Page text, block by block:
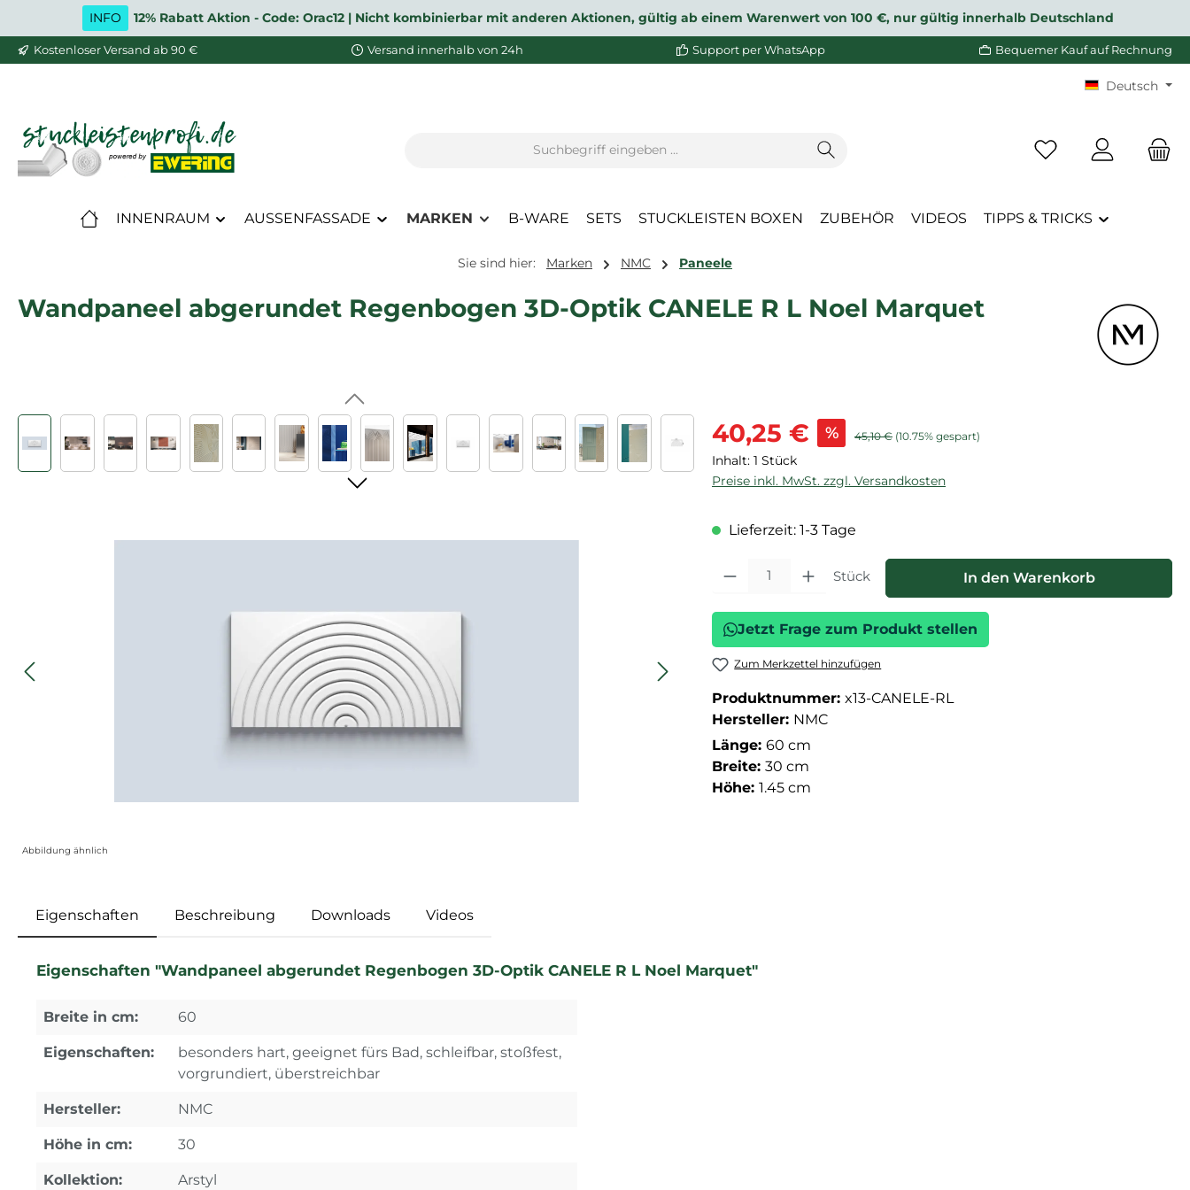
Hauptinhalt springen
Zur Suche springen
Zur Hauptnavigation springen
INFO 12% Rabatt Aktion - Code: Orac12 | Nicht kombinierbar mit anderen Aktionen, gültig ab einem Warenwert von 100 €, nur gültig innerhalb Deutschland
Kostenloser Versand ab 90 € Versand innerhalb von 24h Support per WhatsApp Bequemer Kauf auf Rechnung
Deutsch
Du hast 0 Produkte
INNENRAUM AUSSENFASSADE MARKEN B-WARE SETS STUCKLEISTEN BOXEN ZUBEHÖR VIDEOS TIPPS & TRICKS
Sie sind hier: Marken NMC Paneele
Wandpaneel abgerundet Regenbogen 3D-Optik CANELE R L Noel Marquet
Bildergalerie überspringen
Abbildung ähnlich
Verkaufspreis:
40,25 € % Regulärer Preis:
45,10 € (10.75% gespart)
Inhalt: 1 Stück
Preise inkl. MwSt. zzgl. Versandkosten
Lieferzeit: 1-3 Tage
Produkt Anzahl: Gib den gewünschten Wert ein oder benutze die
Stück In den Warenkorb
Jetzt Frage zum Produkt stellen
Zum Merkzettel hinzufügen
Produktnummer: x13-CANELE-RL
Hersteller: NMC
Länge: 60 cm
Breite: 30 cm
Höhe: 1.45 cm
Eigenschaften Beschreibung Downloads Videos
Eigenschaften "Wandpaneel abgerundet Regenbogen 3D-Optik CANELE R L Noel Marquet"
Breite in cm: 60
Eigenschaften:
besonders hart, geeignet fürs Bad, schleifbar, stoßfest,
vorgrundiert, überstreichbar
Hersteller: NMC
Höhe in cm: 30
Kollektion: Arstyl